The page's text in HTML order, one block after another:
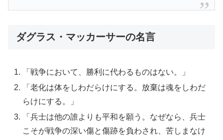
ダグラス・マッカーサーの名言
「戦争において、勝利に代わるものはない。」
「老化は体をしわだらけにする。放棄は魂をしわだ
らけにする。」
「兵士は他の誰よりも平和を願う。なぜなら、兵士
こそが戦争の深い傷と傷跡を負わされ、苦しまなけ